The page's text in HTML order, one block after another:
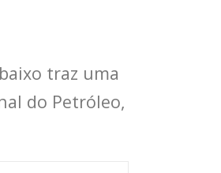
traz uma
do Petróleo,